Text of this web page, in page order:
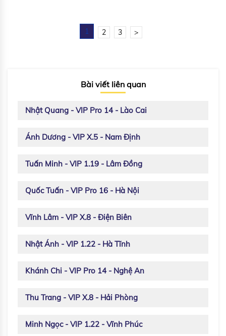
1 2 3 >
Bài viết liên quan
Nhật Quang - VIP Pro 14 - Lào Cai
Ánh Dương - VIP X.5 - Nam Định
Tuấn Minh - VIP 1.19 - Lâm Đồng
Quốc Tuấn - VIP Pro 16 - Hà Nội
Vĩnh Lâm - VIP X.8 - Điện Biên
Nhật Ánh - VIP 1.22 - Hà Tĩnh
Khánh Chi - VIP Pro 14 - Nghệ An
Thu Trang - VIP X.8 - Hải Phòng
Minh Ngọc - VIP 1.22 - Vĩnh Phúc